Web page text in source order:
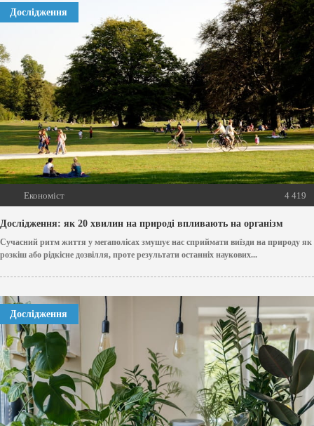
Дослідження
Економіст 4 419
Дослідження: як 20 хвилин на природі впливають на організм
Сучасний ритм життя у мегаполісах змушує нас сприймати виїзди на природу як
розкіш або рідкісне дозвілля, проте результати останніх наукових...
Дослідження